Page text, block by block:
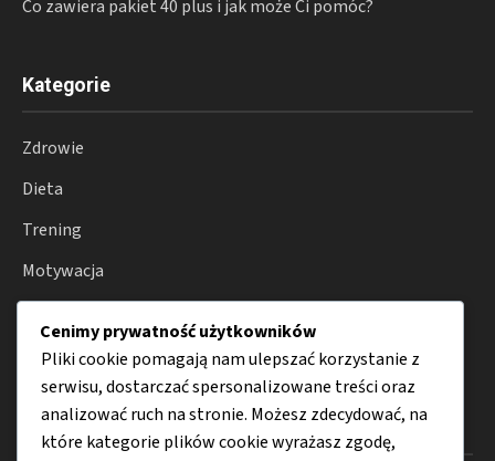
Co zawiera pakiet 40 plus i jak może Ci pomóc?
Kategorie
Zdrowie
Dieta
Trening
Motywacja
Porady
Menu
Cenimy prywatność użytkowników
Pliki cookie pomagają nam ulepszać korzystanie z
serwisu, dostarczać spersonalizowane treści oraz
analizować ruch na stronie. Możesz zdecydować, na
które kategorie plików cookie wyrażasz zgodę,